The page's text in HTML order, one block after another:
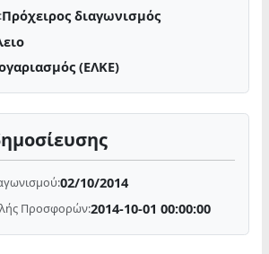
Πρόχειρος διαγωνισμός
(ΕΛΚΕ)
02/10/2014
Προσφορών:2014-10-01 00:00:00